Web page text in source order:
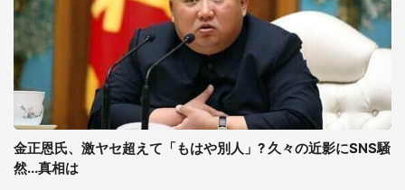
金正恩氏、激ヤセ超えて「もはや別人」? 久々の近影にSNS騒
然...真相は